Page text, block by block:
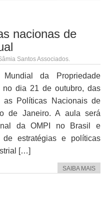
nacionas de
Santos Associados.
da Propriedade
no dia 21 de outubro, das
Políticas Nacionais de
de Janeiro. A aula será
da OMPI no Brasil e
de estratégias e políticas
[…]
SAIBA MAIS